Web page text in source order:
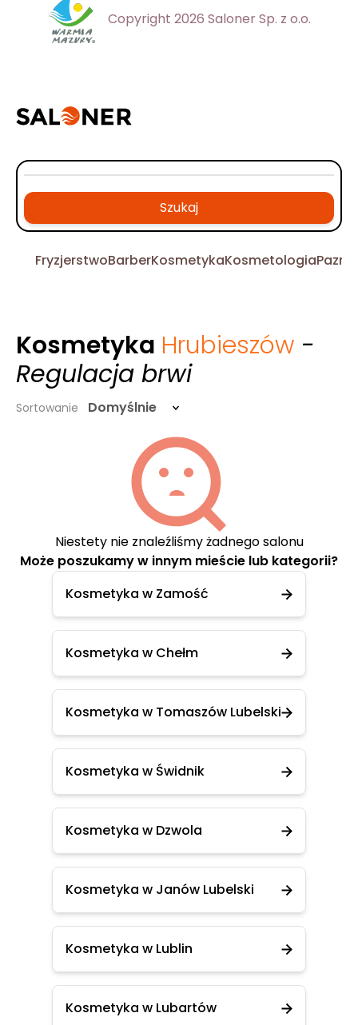
Copyright 2026 Saloner Sp. z o.o.
Szukaj
FryzjerstwoBarberKosmetykaKosmetologia
Kosmetyka Hrubieszów -
Regulacja brwi
Sortowanie Domyślnie
Niestety nie znaleźliśmy żadnego salonu
Może poszukamy w innym mieście lub kategorii?
Kosmetyka w Zamość
Kosmetyka w Chełm
Kosmetyka w Tomaszów Lubelski
Kosmetyka w Świdnik
Kosmetyka w Dzwola
Kosmetyka w Janów Lubelski
Kosmetyka w Lublin
Kosmetyka w Lubartów